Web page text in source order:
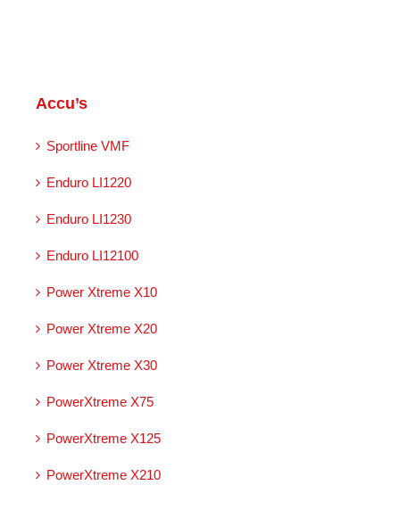
Accu’s
Sportline VMF
Enduro LI1220
Enduro LI1230
Enduro LI12100
Power Xtreme X10
Power Xtreme X20
Power Xtreme X30
PowerXtreme X75
PowerXtreme X125
PowerXtreme X210